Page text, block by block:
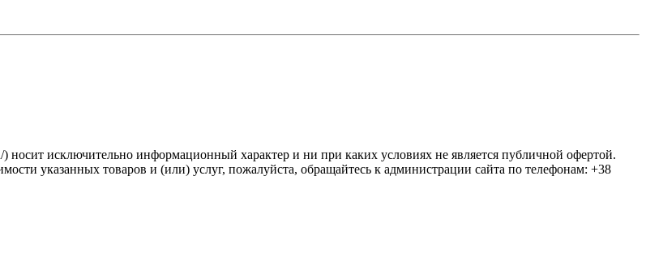
исключительно информационный характер и ни при каких условиях не является публичной офертой.
указанных товаров и (или) услуг, пожалуйста, обращайтесь к администрации сайта по телефонам: +38